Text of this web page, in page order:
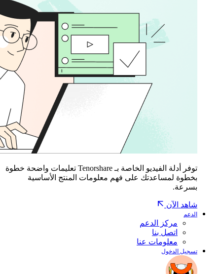
توفر أدلة الفيديو الخاصة بـ Tenorshare تعليمات واضحة خطوة
بخطوة لمساعدتك على فهم معلومات المنتج الأساسية
بسرعة.
شاهد الآن
الدعم
مركز الدعم
اتصل بنا
معلومات عنا
تسجيل الدخول